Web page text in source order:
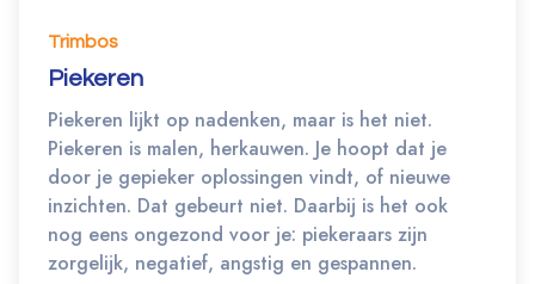
Trimbos
Piekeren
Piekeren lijkt op nadenken, maar is het niet.
Piekeren is malen, herkauwen. Je hoopt dat je
door je gepieker oplossingen vindt, of nieuwe
inzichten. Dat gebeurt niet. Daarbij is het ook
nog eens ongezond voor je: piekeraars zijn
zorgelijk, negatief, angstig en gespannen.